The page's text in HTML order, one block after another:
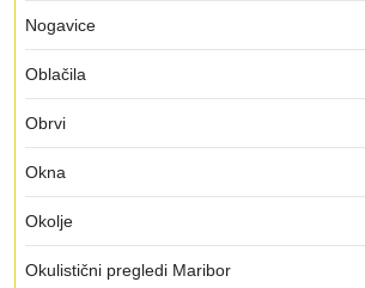
Nogavice
Oblačila
Obrvi
Okna
Okolje
Okulistični pregledi Maribor